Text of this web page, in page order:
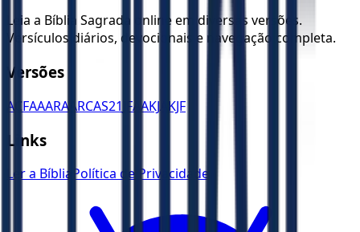
Leia a Bíblia Sagrada online em diversas versões.
Versículos diários, devocionais e navegação completa.
Versões
ACFAAARA ARCAS21 JFAAKJA KJF
Links
Ler a Bíblia Política de Privacidade